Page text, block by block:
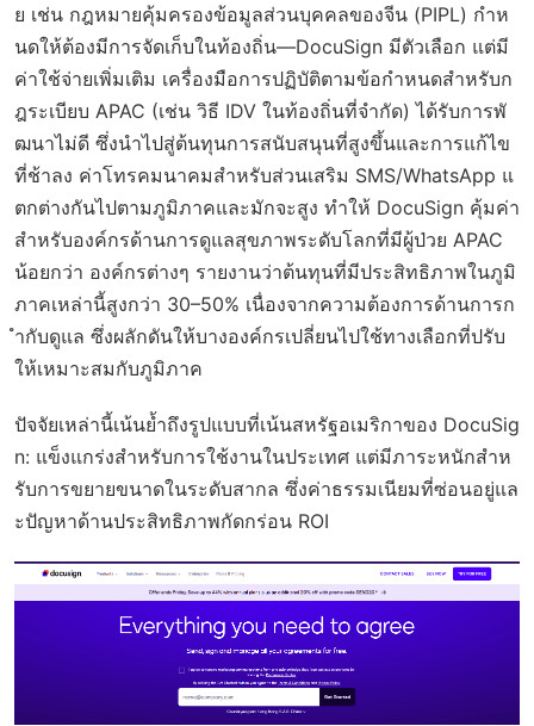
ย เช่น กฎหมายคุ้มครองข้อมูลส่วนบุคคลของจีน (PIPL) กำห
นดให้ต้องมีการจัดเก็บในท้องถิ่น—DocuSign มีตัวเลือก แต่มี
ค่าใช้จ่ายเพิ่มเติม เครื่องมือการปฏิบัติตามข้อกำหนดสำหรับก
ฎระเบียบ APAC (เช่น วิธี IDV ในท้องถิ่นที่จำกัด) ได้รับการพั
ฒนาไม่ดี ซึ่งนำไปสู่ต้นทุนการสนับสนุนที่สูงขึ้นและการแก้ไข
ที่ช้าลง ค่าโทรคมนาคมสำหรับส่วนเสริม SMS/WhatsApp แ
ตกต่างกันไปตามภูมิภาคและมักจะสูง ทำให้ DocuSign คุ้มค่า
สำหรับองค์กรด้านการดูแลสุขภาพระดับโลกที่มีผู้ป่วย APAC
น้อยกว่า องค์กรต่างๆ รายงานว่าต้นทุนที่มีประสิทธิภาพในภูมิ
ภาคเหล่านี้สูงกว่า 30–50% เนื่องจากความต้องการด้านการก
ำกับดูแล ซึ่งผลักดันให้บางองค์กรเปลี่ยนไปใช้ทางเลือกที่ปรับ
ให้เหมาะสมกับภูมิภาค
ปัจจัยเหล่านี้เน้นย้ำถึงรูปแบบที่เน้นสหรัฐอเมริกาของ DocuSig
n: แข็งแกร่งสำหรับการใช้งานในประเทศ แต่มีภาระหนักสำห
รับการขยายขนาดในระดับสากล ซึ่งค่าธรรมเนียมที่ซ่อนอยู่แล
ะปัญหาด้านประสิทธิภาพกัดกร่อน ROI